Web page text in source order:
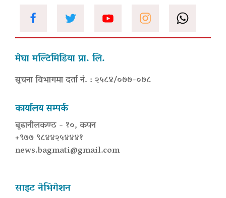
मेघा मल्टिमिडिया प्रा. लि.
सूचना विभागमा दर्ता नं. : २५८४/०७७-०७८
कार्यालय सम्पर्क
बूढानीलकण्ठ - १०, कपन
+९७७ ९८४४२५४४४१
news.bagmati@gmail.com
साइट नेभिगेशन